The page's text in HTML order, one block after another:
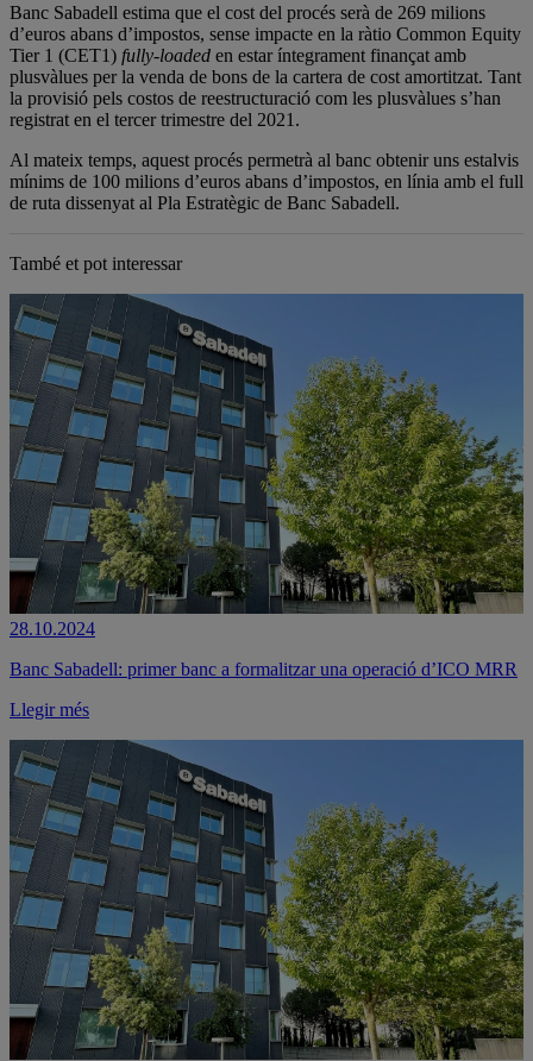
Banc Sabadell estima que el cost del procés serà de 269 milions
d’euros abans d’impostos, sense impacte en la ràtio Common Equity
Tier 1 (CET1) fully-loaded en estar íntegrament finançat amb
plusvàlues per la venda de bons de la cartera de cost amortitzat. Tant
la provisió pels costos de reestructuració com les plusvàlues s’han
registrat en el tercer trimestre del 2021.
Al mateix temps, aquest procés permetrà al banc obtenir uns estalvis
mínims de 100 milions d’euros abans d’impostos, en línia amb el full
de ruta dissenyat al Pla Estratègic de Banc Sabadell.
També et pot interessar
28.10.2024
Banc Sabadell: primer banc a formalitzar una operació d’ICO MRR
Llegir més